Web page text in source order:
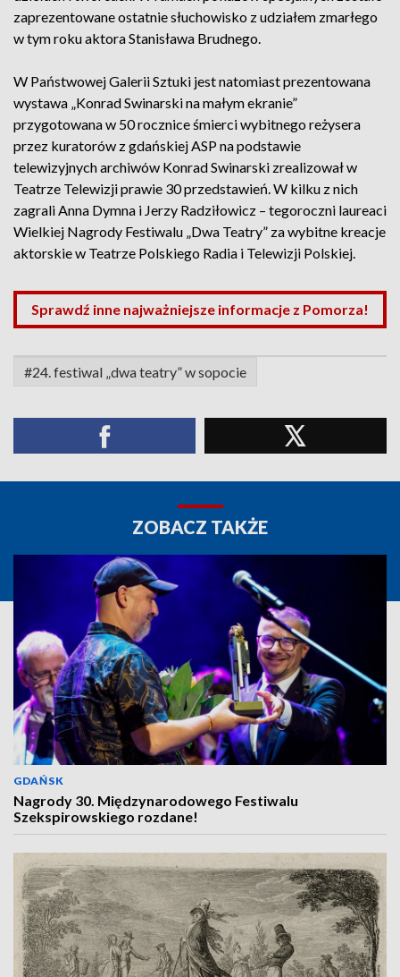
zaprezentowane ostatnie słuchowisko z udziałem zmarłego
w tym roku aktora Stanisława Brudnego.
W Państwowej Galerii Sztuki jest natomiast prezentowana
wystawa „Konrad Swinarski na małym ekranie”
przygotowana w 50 rocznice śmierci wybitnego reżysera
przez kuratorów z gdańskiej ASP na podstawie
telewizyjnych archiwów Konrad Swinarski zrealizował w
Teatrze Telewizji prawie 30 przedstawień. W kilku z nich
zagrali Anna Dymna i Jerzy Radziłowicz – tegoroczni laureaci
Wielkiej Nagrody Festiwalu „Dwa Teatry” za wybitne kreacje
aktorskie w Teatrze Polskiego Radia i Telewizji Polskiej.
Sprawdź inne najważniejsze informacje z Pomorza!
#24. festiwal „dwa teatry” w sopocie
ZOBACZ TAKŻE
GDAŃSK
Nagrody 30. Międzynarodowego Festiwalu
Szekspirowskiego rozdane!